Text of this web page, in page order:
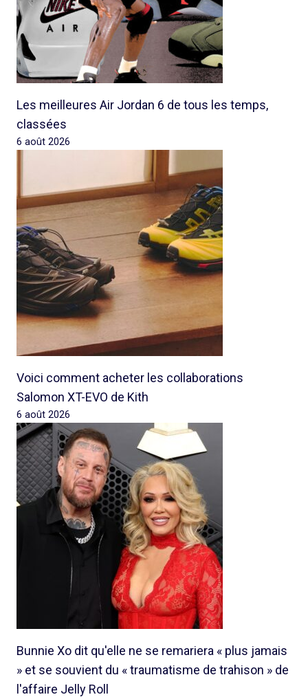
Les meilleures Air Jordan 6 de tous les temps,
classées
6 août 2026
Voici comment acheter les collaborations
Salomon XT-EVO de Kith
6 août 2026
Bunnie Xo dit qu'elle ne se remariera « plus jamais
» et se souvient du « traumatisme de trahison » de
l'affaire Jelly Roll